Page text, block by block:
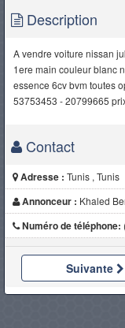
Description
A vendre voiture nissan
1ere main couleur blanc
essence 6cv bvm toutes
53753453 - 20799665
Contact
Adresse : Tunis , Tunis
Annonceur : Khaled
Numéro de téléphone:
Suivante